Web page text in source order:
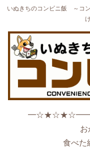
いぬきちのコンビニ飯 ～コ
お
食べた